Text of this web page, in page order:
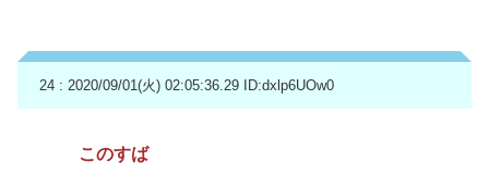
24 : 2020/09/01(火) 02:05:36.29 ID:dxlp6UOw0
このすば